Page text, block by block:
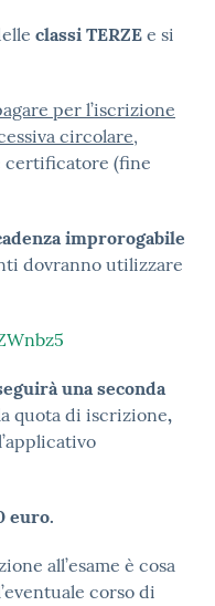
classi TERZE e si
per l’iscrizione
circolare,
certificatore (fine
improrogabile
dovranno utilizzare
una seconda
quota di iscrizione,
euro.
all’esame è cosa
corso di